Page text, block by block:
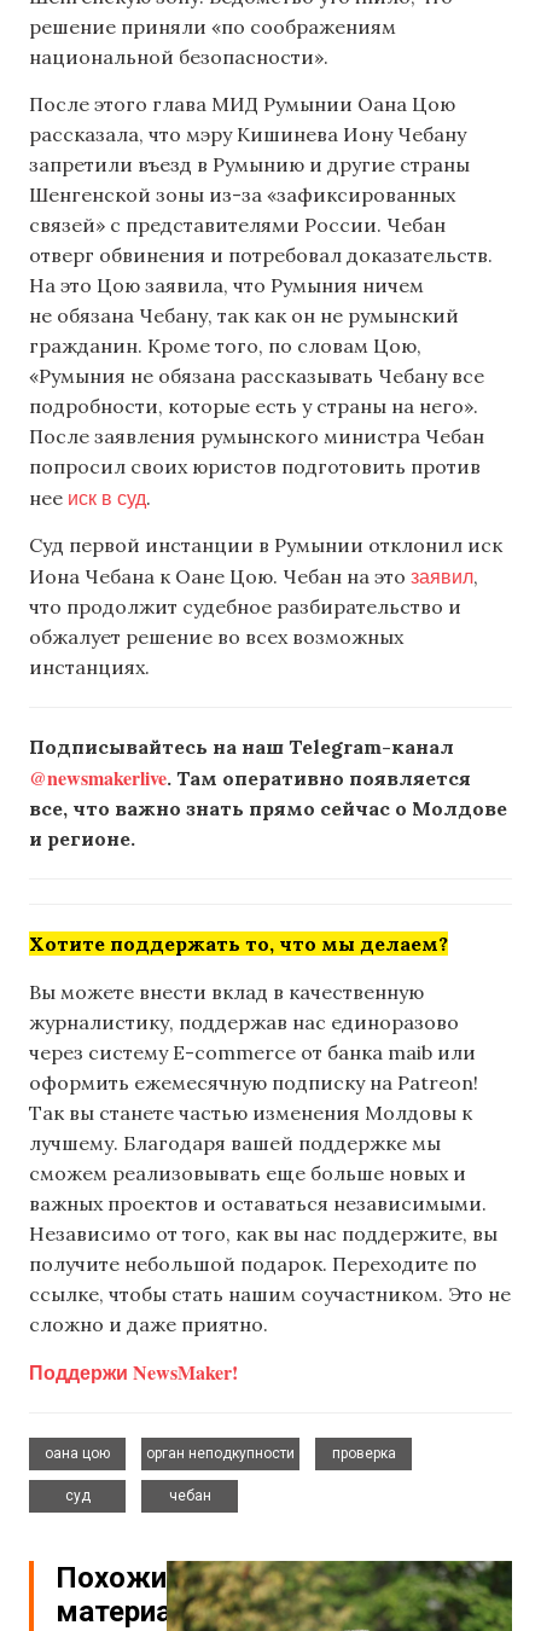
решение приняли «по соображениям
национальной безопасности».
После этого глава МИД Румынии Оана Цою
рассказала, что мэру Кишинева Иону Чебану
запретили въезд в Румынию и другие страны
Шенгенской зоны из-за «зафиксированных
связей» с представителями России. Чебан
отверг обвинения и потребовал доказательств.
На это Цою заявила, что Румыния ничем
не обязана Чебану, так как он не румынский
гражданин. Кроме того, по словам Цою,
«Румыния не обязана рассказывать Чебану все
подробности, которые есть у страны на него».
После заявления румынского министра Чебан
попросил своих юристов подготовить против
нее иск в суд.
Суд первой инстанции в Румынии отклонил иск
Иона Чебана к Оане Цою. Чебан на это заявил,
что продолжит судебное разбирательство и
обжалует решение во всех возможных
инстанциях.
Подписывайтесь на наш Telegram-канал
@newsmakerlive. Там оперативно появляется
все, что важно знать прямо сейчас о Молдове
и регионе.
Хотите поддержать то, что мы делаем?
Вы можете внести вклад в качественную
журналистику, поддержав нас единоразово
через систему E-commerce от банка maib или
оформить ежемесячную подписку на Patreon!
Так вы станете частью изменения Молдовы к
лучшему. Благодаря вашей поддержке мы
сможем реализовывать еще больше новых и
важных проектов и оставаться независимыми.
Независимо от того, как вы нас поддержите, вы
получите небольшой подарок. Переходите по
ссылке, чтобы стать нашим соучастником. Это не
сложно и даже приятно.
Поддержи NewsMaker!
оана цою
орган неподкупности
проверка
суд
чебан
Похожие
материалы